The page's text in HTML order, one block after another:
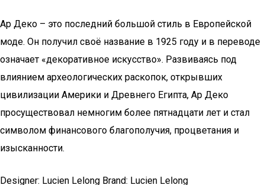
Ар Деко – это последний большой стиль в Европейской
моде. Он получил своё название в 1925 году и в переводе
означает «декоративное искусство». Развиваясь под
влиянием археологических раскопок, открывших
цивилизации Америки и Древнего Египта, Ар Деко
просуществовал немногим более пятнадцати лет и стал
символом финансового благополучия, процветания и
изысканности.
Designer: Lucien Lelong Brand: Lucien Lelong